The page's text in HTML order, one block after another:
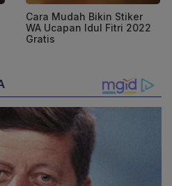
Cara Mudah Bikin Stiker
WA Ucapan Idul Fitri 2022
Gratis